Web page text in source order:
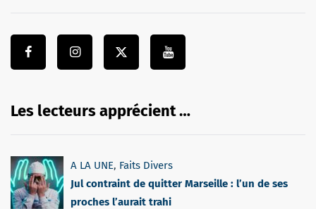
Les lecteurs apprécient …
A LA UNE, Faits Divers
Jul contraint de quitter Marseille : l’un de ses
proches l’aurait trahi